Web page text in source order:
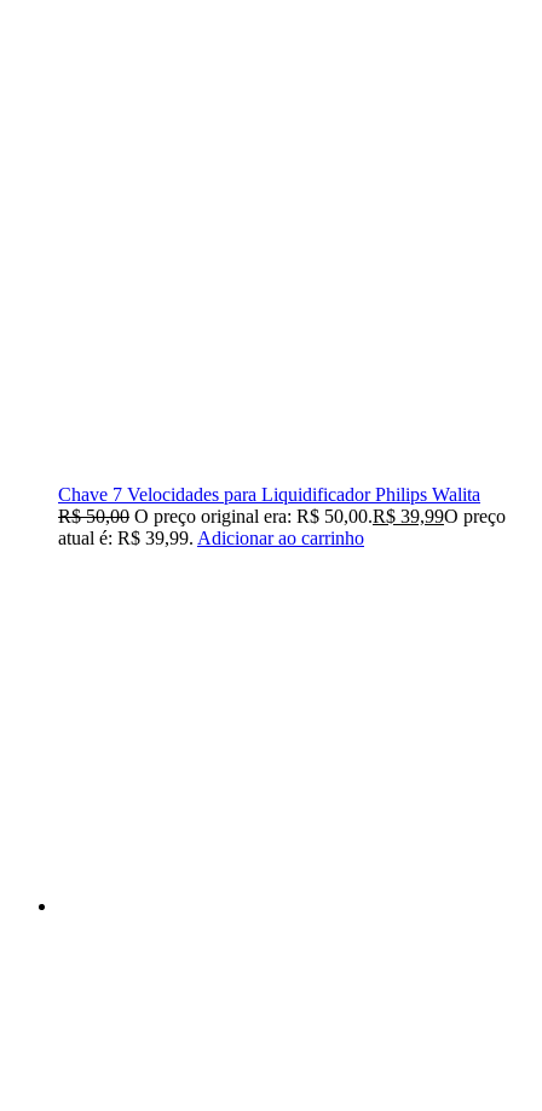
Chave 7 Velocidades para Liquidificador Philips Walita
R$50,00 O preço original era: R$ 50,00.R$ 39,99O preço
atual é: R$ 39,99. Adicionar ao carrinho